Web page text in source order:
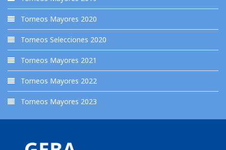
Torneos Mayores 2020
Torneos Selecciones 2020
Torneos Mayores 2021
Torneos Mayores 2022
Torneos Mayores 2023